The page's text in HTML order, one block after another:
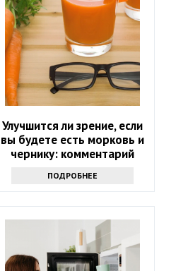
Улучшится ли зрение, если
вы будете есть морковь и
чернику: комментарий
ПОДРОБНЕЕ